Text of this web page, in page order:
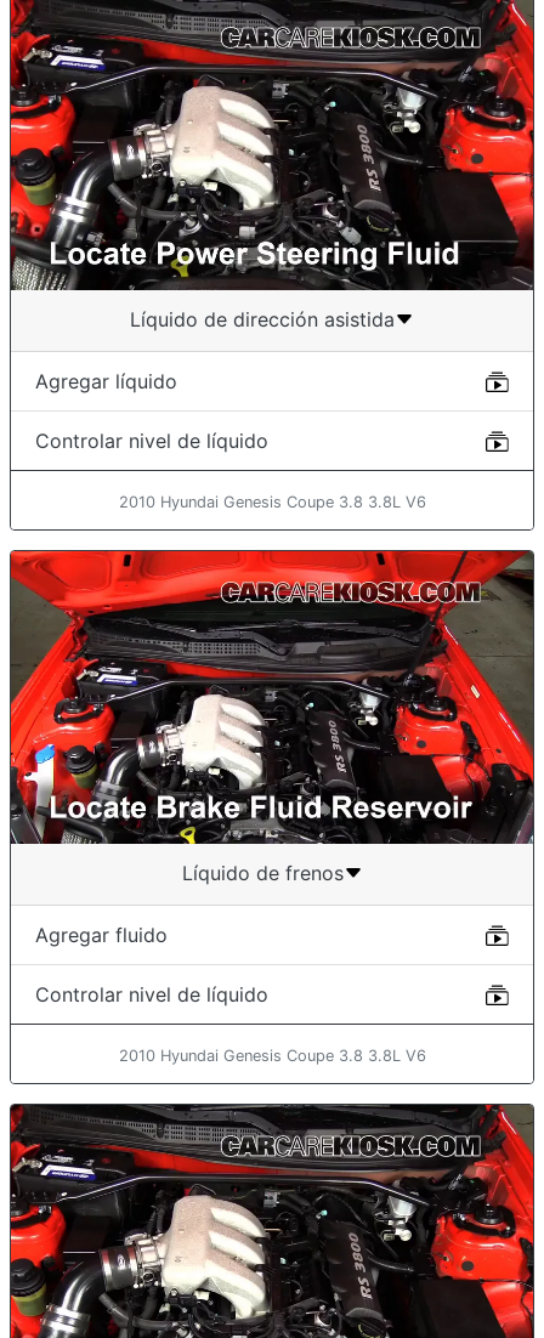
Líquido de dirección asistida
Agregar líquido
Controlar nivel de líquido
2010 Hyundai Genesis Coupe 3.8 3.8L V6
Líquido de frenos
Agregar fluido
Controlar nivel de líquido
2010 Hyundai Genesis Coupe 3.8 3.8L V6